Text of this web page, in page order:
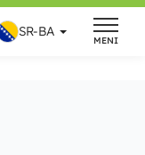
SR-BA
MENI